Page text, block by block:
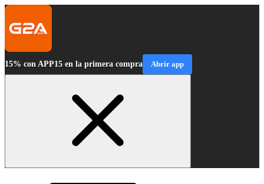
15% con APP15 en la primera compra Abrir app